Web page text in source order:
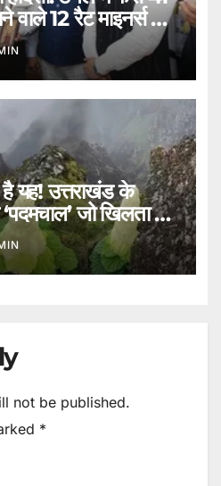
वाले 12 रैट माइनर्स को
यह! उत्तराखंड के
जो खिलता है
not be published.
*